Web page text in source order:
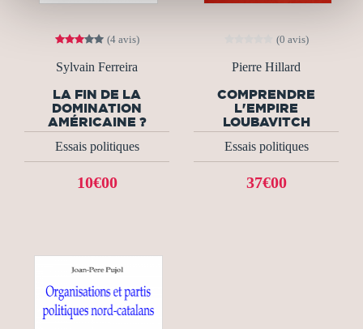
(4 avis)
Sylvain Ferreira
LA FIN DE LA
DOMINATION
AMÉRICAINE ?
Essais politiques
10€00
(0 avis)
Pierre Hillard
COMPRENDRE
L'EMPIRE
LOUBAVITCH
Essais politiques
37€00